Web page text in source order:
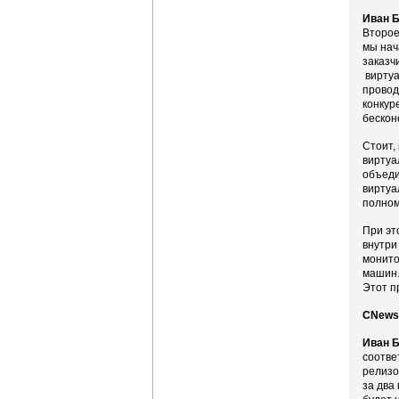
Иван
мы
Стоит,
При
машин.
Этот
Иван
за два